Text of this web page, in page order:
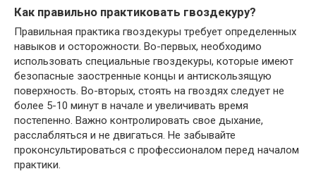
Как правильно практиковать гвоздекуру?
Правильная практика гвоздекуры требует определенных
навыков и осторожности. Во-первых, необходимо
использовать специальные гвоздекуры, которые имеют
безопасные заостренные концы и антискользящую
поверхность. Во-вторых, стоять на гвоздях следует не
более 5-10 минут в начале и увеличивать время
постепенно. Важно контролировать свое дыхание,
расслабляться и не двигаться. Не забывайте
проконсультироваться с профессионалом перед началом
практики.